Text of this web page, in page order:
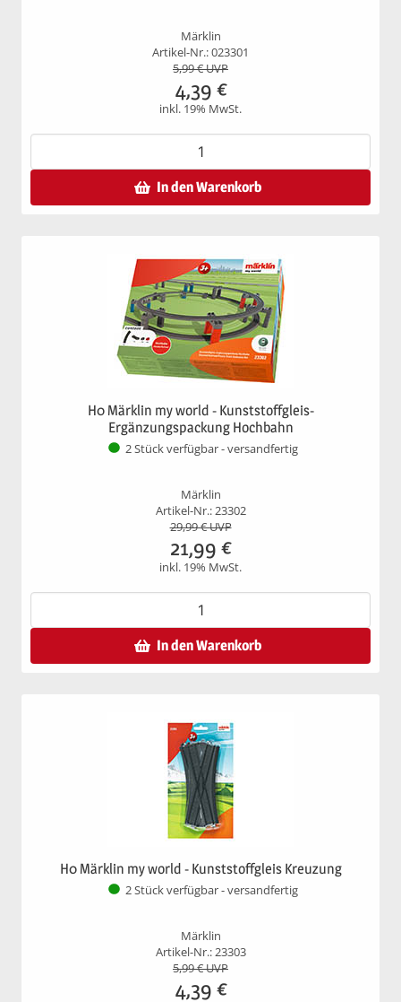
Märklin
Artikel-Nr.: 023301
5,99€ UVP
4,39 €
inkl. 19% MwSt.
In den Warenkorb
H0 Märklin my world - Kunststoffgleis-
Ergänzungspackung Hochbahn
2 Stück verfügbar - versandfertig
Märklin
Artikel-Nr.: 23302
29,99€ UVP
21,99 €
inkl. 19% MwSt.
In den Warenkorb
H0 Märklin my world - Kunststoffgleis Kreuzung
2 Stück verfügbar - versandfertig
Märklin
Artikel-Nr.: 23303
5,99€ UVP
4,39 €